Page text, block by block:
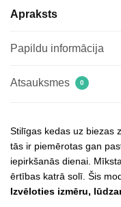
Apraksts
Papildu informācija
Atsauksmes 0
Stilīgas kedas uz biezas
tās ir piemērotas gan
iepirkšanās dienai.
ērtības katrā solī. Šis
Izvēloties izmēru,